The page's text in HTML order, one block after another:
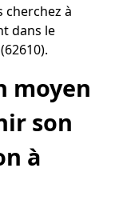
cherchez à
dans le
moyen
son
à